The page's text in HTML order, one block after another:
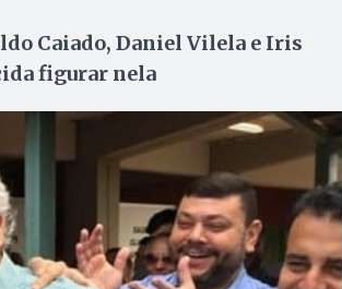
Caiado, Daniel Vilela e Iris
figurar nela